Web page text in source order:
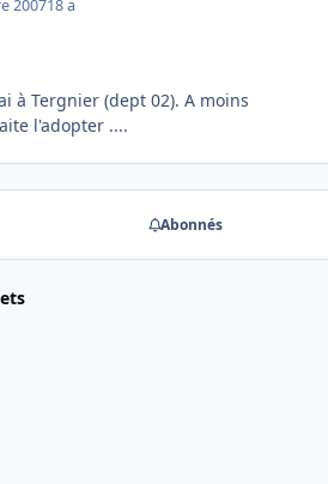
200718 a
à Tergnier (dept 02). A moins
l'adopter ....
Abonnés